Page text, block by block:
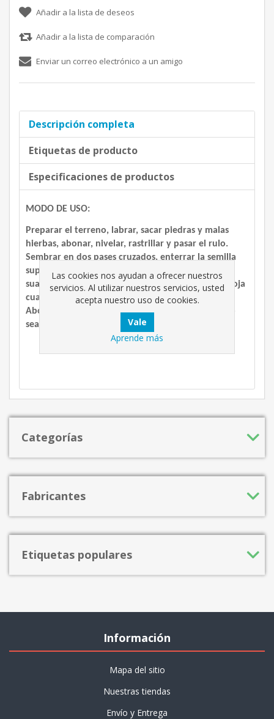
Añadir a la lista de deseos
Añadir a la lista de comparación
Enviar un correo electrónico a un amigo
Descripción completa
Etiquetas de producto
Especificaciones de productos
MODO DE USO:
Preparar el terreno, labrar, sacar piedras y malas
hierbas, abonar, nivelar, rastrillar y pasar el rulo.
Sembrar en dos pases cruzados, enterrar la semilla
superficialmente (0,5 cm.), pasar el rulo y regar
suavemente hasta la nascencia. Cortar 1/3 de la hoja
cuando el cï¿½sped alcance los 10 cm. De altura.
Abonar, regar, cortar, escarificar y fumigar cuando
sea preciso.
Categorías
Fabricantes
Etiquetas populares
Información
Mapa del sitio
Nuestras tiendas
Envío y Entrega
Las cookies nos ayudan a ofrecer nuestros
servicios. Al utilizar nuestros servicios, usted
acepta nuestro uso de cookies.
Aprende más